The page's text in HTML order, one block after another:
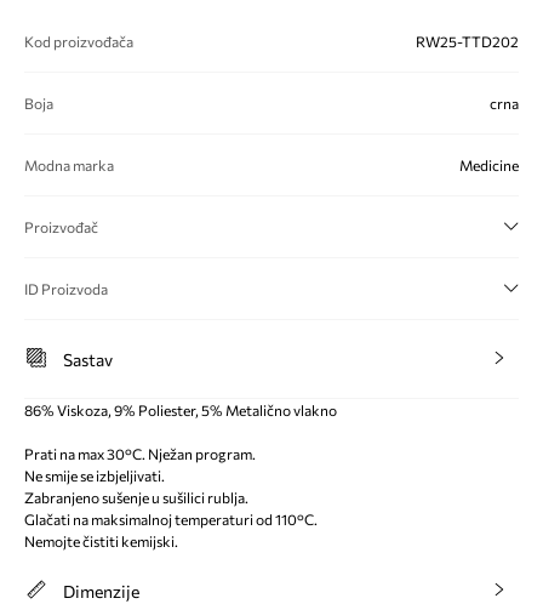
Kod proizvođača RW25-TTD202
Boja crna
Modna marka Medicine
Proizvođač
ID Proizvoda
Sastav
86% Viskoza, 9% Poliester, 5% Metalično vlakno
Prati na max 30°C. Nježan program.
Ne smije se izbjeljivati.
Zabranjeno sušenje u sušilici rublja.
Glačati na maksimalnoj temperaturi od 110°C.
Nemojte čistiti kemijski.
Dimenzije